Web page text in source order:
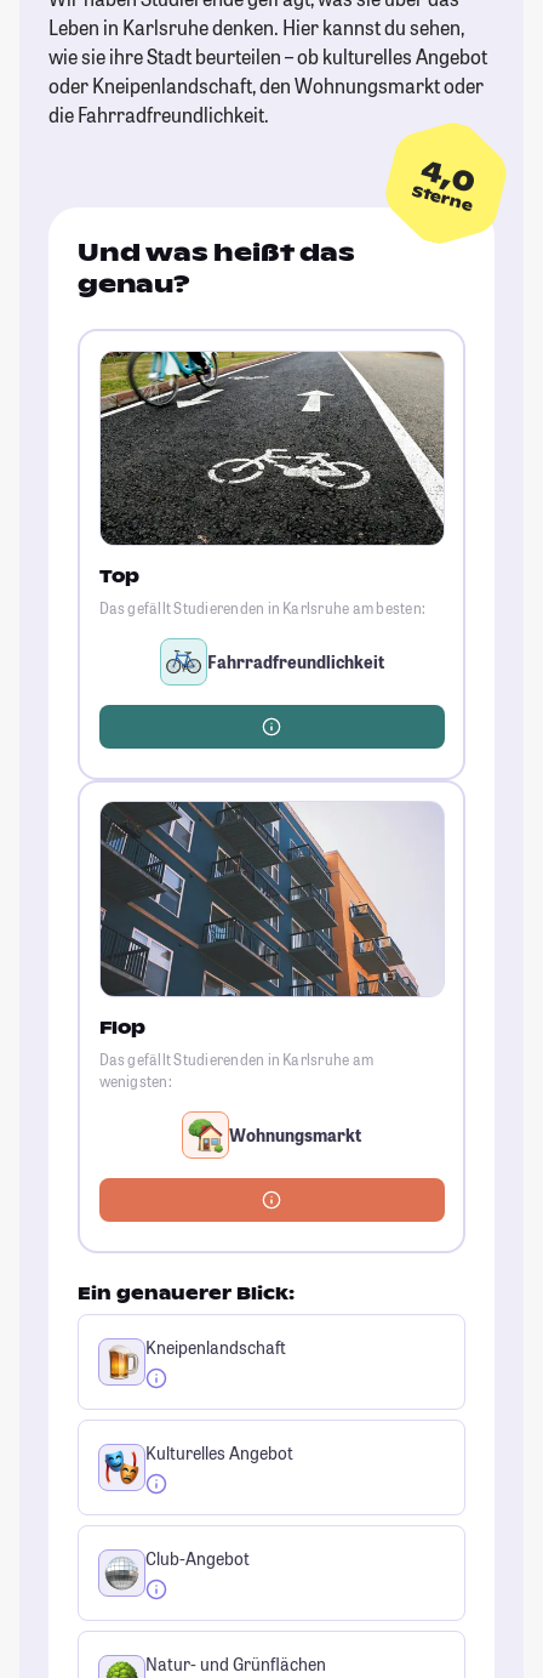
Leben in Karlsruhe denken. Hier kannst du sehen,
wie sie ihre Stadt beurteilen – ob kulturelles Angebot
oder Kneipenlandschaft, den Wohnungsmarkt oder
die Fahrradfreundlichkeit.
4,0
Sterne
Und was heißt das
genau?
Top
Das gefällt Studierenden in Karlsruhe am besten:
Fahrradfreundlichkeit
Flop
Das gefällt Studierenden in Karlsruhe am
wenigsten:
Wohnungsmarkt
Ein genauerer Blick:
Kneipenlandschaft
Kulturelles Angebot
Club-Angebot
Natur- und Grünflächen